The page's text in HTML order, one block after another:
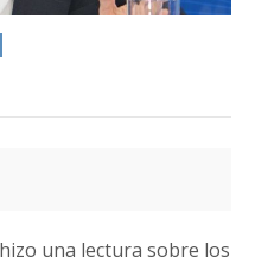
una lectura sobre los